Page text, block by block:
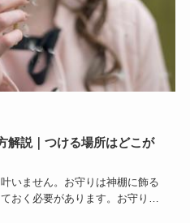
解説｜つける場所はどこが
いません。お守りは神棚に飾る
おく必要があります。お守りの